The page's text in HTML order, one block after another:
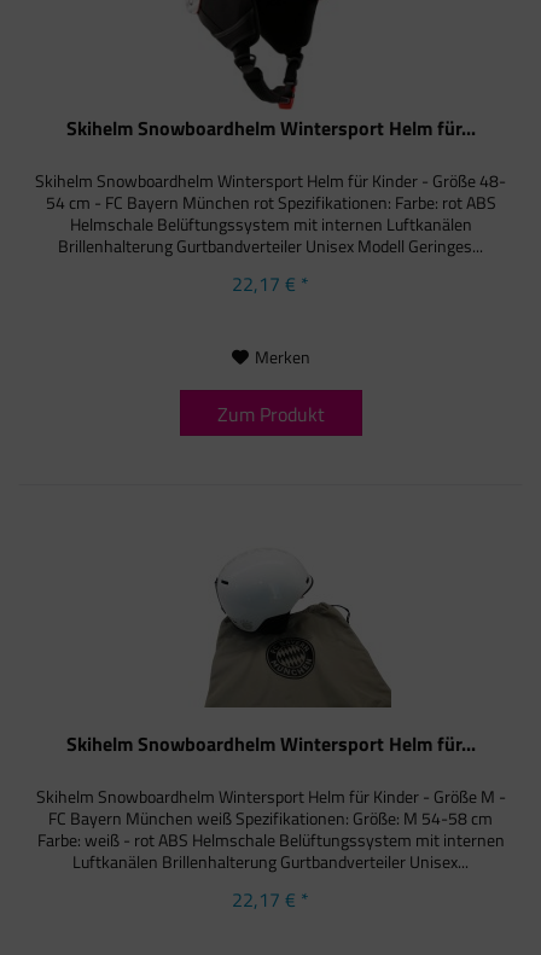
Skihelm Snowboardhelm Wintersport Helm für...
Skihelm Snowboardhelm Wintersport Helm für Kinder - Größe 48-
54 cm - FC Bayern München rot Spezifikationen: Farbe: rot ABS
Helmschale Belüftungssystem mit internen Luftkanälen
Brillenhalterung Gurtbandverteiler Unisex Modell Geringes...
22,17 € *
Merken
Zum Produkt
Skihelm Snowboardhelm Wintersport Helm für...
Skihelm Snowboardhelm Wintersport Helm für Kinder - Größe M -
FC Bayern München weiß Spezifikationen: Größe: M 54-58 cm
Farbe: weiß - rot ABS Helmschale Belüftungssystem mit internen
Luftkanälen Brillenhalterung Gurtbandverteiler Unisex...
22,17 € *